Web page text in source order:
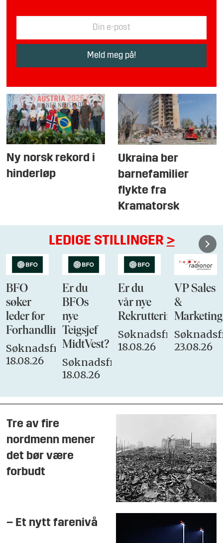
Ny norsk rekord i
hinderløp
Ukraina ber
barnefamilier
flykte fra
Kramatorsk
LEDIGE STILLINGER >
BFO
søker
leder for
Forhandlingsutvalget
Søknadsfrist:
18.08.26
Er du
BFOs
nye
Teigsjef
MidtVest?
Søknadsfrist:
18.08.26
Er du
vår nye
Søknadsfrist:
18.08.26
VP Sales
&
Marketing
23.08.26
Tre av fire
nordmenn mener
det bør være
forbudt
– Et nytt farenivå